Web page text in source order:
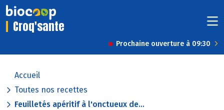
Croq'sante
Prochaine ouverture à 09:30
Accueil
Toutes nos recettes
Feuilletés apéritif à l'onctueux de...